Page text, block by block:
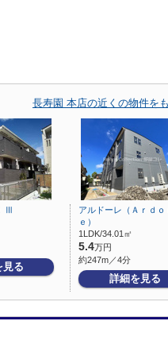
長寿園 本店の近くの物件を
Ⅲ
見る
アルドーレ（Ａｒｄｏ
ｅ）
1LDK/34.01㎡
5.4万円
約247m／4分
詳細を見る